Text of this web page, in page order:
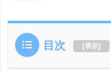
目次 [表示]